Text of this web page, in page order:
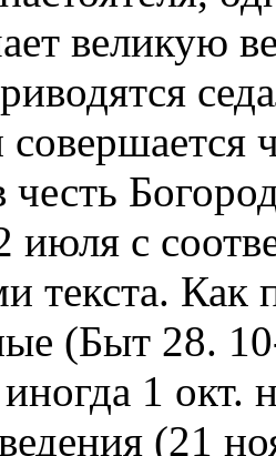
великую
честь
июля с
текста.
(Быт 28.
1 окт.
(21